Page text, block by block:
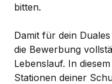
bitten.
Damit für dein
die Bewerbung
Lebenslauf. In
Stationen deiner